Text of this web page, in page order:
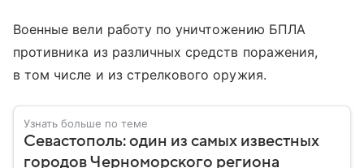
Военные вели работу по уничтожению БПЛА
противника из различных средств поражения,
в том числе и из стрелкового оружия.
Узнать больше по теме
Севастополь: один из самых известных
городов Черноморского региона